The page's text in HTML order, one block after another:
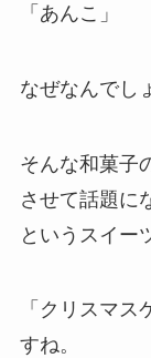
「あんこ」
なぜなんでし
そんな和菓子
させて話題に
というスイー
「クリスマ
すね。